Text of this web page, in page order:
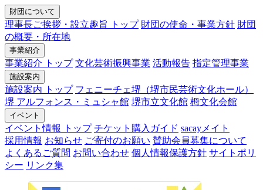
財団について
理事長ご挨拶・設立趣旨 トップ 財団の使命・事業方針 財団
の概要・所在地
事業紹介
事業紹介 トップ 文化芸術振興事業 活動報告 指定管理事業
施設案内
施設案内 トップ フェニーチェ堺（堺市民芸術文化ホール）
堺 アルフォンス・ミュシャ館 堺市立文化館 栂文化会館
イベント
イベント情報 トップ チケット購入ガイド sacayメイト
採用情報 お知らせ ご寄付のお願い 賛助会員募集について
よくあるご質問 お問い合わせ 個人情報保護方針 サイトポリ
シー リンク集